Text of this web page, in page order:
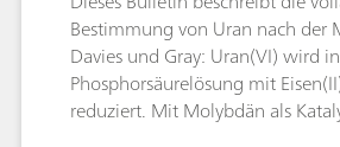
Bestimmung von Uran nach der
Davies und Gray: Uran(VI) wird
Phosphorsäurelösung mit
reduziert. Mit Molybdän als